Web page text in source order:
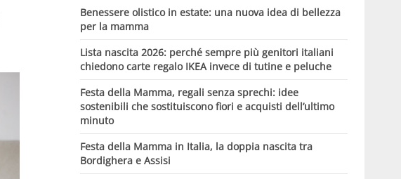
Benessere olistico in estate: una nuova idea di bellezza
per la mamma
Lista nascita 2026: perché sempre più genitori italiani
chiedono carte regalo IKEA invece di tutine e peluche
Festa della Mamma, regali senza sprechi: idee
sostenibili che sostituiscono fiori e acquisti dell’ultimo
minuto
Festa della Mamma in Italia, la doppia nascita tra
Bordighera e Assisi